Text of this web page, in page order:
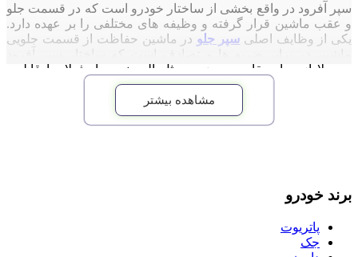
سپر آفرود در واقع بخشی از ساختار خودرو است که در قسمت جلو
و عقب ماشین قرار گرفته و وظیفه های مختلفی را بر عهده دارد.
یکی از وظایف اصلی سپر جلو در ماشین حفاظت از قسمت جلویی
معمولا از مواد مقاوم به ضربه مثل آلومینیوم یا فولاد با قابلیت
جذب انرژی ضربه است.
مشاهده بیشتر
برند خودرو
پاتریوت
جک